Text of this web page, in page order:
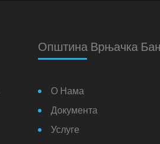
Општина Врњачка
О Нама
Документа
Услуге